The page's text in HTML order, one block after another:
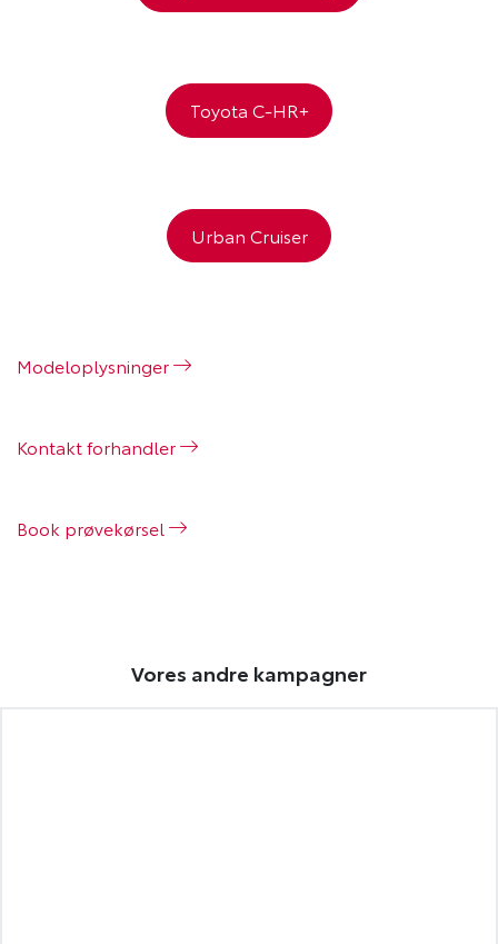
Toyota C-HR+
Urban Cruiser
Modeloplysninger
Kontakt forhandler
Book prøvekørsel
Vores andre kampagner